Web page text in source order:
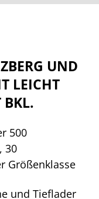
UND
LEICHT
BKL.
500
30
Größenklasse
und Tieflader